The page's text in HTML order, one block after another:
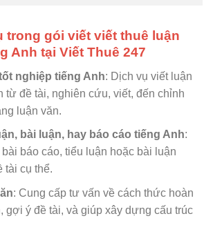
trong gói viết viết thuê luận
Anh tại Viết Thuê 247
nghiệp tiếng Anh: Dịch vụ viết luận
từ đề tài, nghiên cứu, viết, đến chỉnh
luận văn.
bài luận, hay báo cáo tiếng Anh:
báo cáo, tiểu luận hoặc bài luận
tài cụ thể.
: Cung cấp tư vấn về cách thức hoàn
gợi ý đề tài, và giúp xây dựng cấu trúc